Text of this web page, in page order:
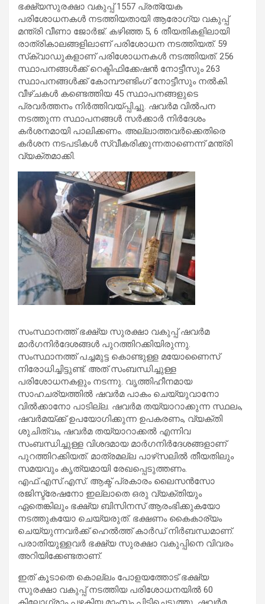
ഭക്ഷ്യസുരക്ഷാ വകുപ്പ് 1557 പ്രത്യേക
പരിശോധനകള്‍ നടത്തിയതായി ആരോഗ്യ വകുപ്പ്
മന്ത്രി വീണാ ജോര്‍ജ്. കഴിഞ്ഞ 5, 6 തീയതികളിലായി
രാത്രികാലങ്ങളിലാണ് പരിശോധന നടത്തിയത്. 59
സ്‌ക്വാഡുകളാണ് പരിശോധനകള്‍ നടത്തിയത്. 256
സ്ഥാപനങ്ങള്‍ക്ക് റെക്ടിഫിക്കേഷന്‍ നോട്ടീസും 263
സ്ഥാപനങ്ങള്‍ക്ക് കോമ്പൗണ്ടിംഗ് നോട്ടീസും നല്‍കി.
വീഴ്ചകള്‍ കണ്ടെത്തിയ 45 സ്ഥാപനങ്ങളുടെ
പ്രവര്‍ത്തനം നിര്‍ത്തിവയ്പ്പിച്ചു. ഷവര്‍മ വില്‍പന
നടത്തുന്ന സ്ഥാപനങ്ങള്‍ സര്‍ക്കാര്‍ നിര്‍ദേശം
കര്‍ശനമായി പാലിക്കണം. അല്ലാത്തവര്‍ക്കെതിരെ
കര്‍ശന നടപടികള്‍ സ്വീകരിക്കുന്നതാണെന്ന് മന്ത്രി
വ്യക്തമാക്കി.
സംസ്ഥാനത്ത് ഭക്ഷ്യ സുരക്ഷാ വകുപ്പ് ഷവര്‍മ
മാര്‍ഗനിര്‍ദേശങ്ങള്‍ പുറത്തിറക്കിയിരുന്നു.
സംസ്ഥാനത്ത് പച്ചമുട്ട കൊണ്ടുള്ള മയോണൈസ്
നിരോധിച്ചിട്ടുണ്ട്. അത് സംബന്ധിച്ചുള്ള
പരിശോധനകളും നടന്നു. വൃത്തിഹീനമായ
സാഹചര്യത്തില്‍ ഷവര്‍മ പാകം ചെയ്യുവാനോ
വില്‍ക്കാനോ പാടില്ല. ഷവര്‍മ തയ്യാറാക്കുന്ന സ്ഥലം,
ഷവര്‍മയ്ക്ക് ഉപയോഗിക്കുന്ന ഉപകരണം, വ്യക്തി
ശുചിത്വം, ഷവര്‍മ തയ്യാറാക്കല്‍ എന്നിവ
സംബന്ധിച്ചുള്ള വിശദമായ മാര്‍ഗനിര്‍ദേശങ്ങളാണ്
പുറത്തിറക്കിയത്. മാത്രമല്ല പാഴ്‌സലില്‍ തീയതിലും
സമയവും കൃത്യമായി രേഖപ്പെടുത്തണം.
എഫ്.എസ്.എസ്. ആക്ട് പ്രകാരം ലൈസന്‍സോ
രജിസ്ട്രേഷനോ ഇല്ലാതെ ഒരു വ്യക്തിയും
ഏതെങ്കിലും ഭക്ഷ്യ ബിസിനസ് ആരംഭിക്കുകയോ
നടത്തുകയോ ചെയ്യരുത്. ഭക്ഷണം കൈകാര്യം
ചെയ്യുന്നവര്‍ക്ക് ഹെല്‍ത്ത് കാര്‍ഡ് നിര്‍ബന്ധമാണ്.
പരാതിയുള്ളവര്‍ ഭക്ഷ്യ സുരക്ഷാ വകുപ്പിനെ വിവരം
അറിയിക്കേണ്ടതാണ്.
ഇത് കൂടാതെ കൊല്ലം പോളയത്തോട് ഭക്ഷ്യ
സുരക്ഷാ വകുപ്പ് നടത്തിയ പരിശോധനയില്‍ 60